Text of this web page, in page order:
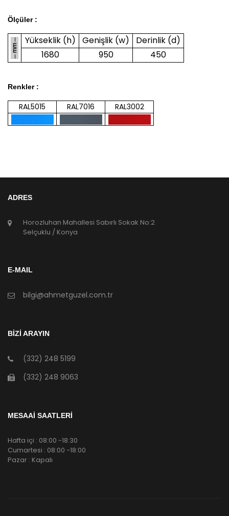
Ölçüler :
Yükseklik (h) Genişlik (w)
Derinlik (d)
1680
950 450
Renkler :
RAL5015 RAL7016 RAL3002
ADRES
Horozluhan Mahallesi Sabırlı Sokak No:2
Selçuklu / Konya
E-MAIL
bilgi@ahmetguzel.com.tr
BİZİ ARAYIN
(332) 248 5199
(332) 248 9063
MESAAİ SAATLERİ
Hafta içi : 08:00 -18:30
Cumartesi : 08:00 -18:00
Pazar : Kapalı